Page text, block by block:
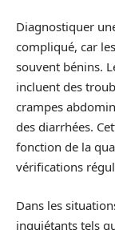
Diagnostiquer
compliqué, car
souvent bénins.
incluent des
crampes
des diarrhées.
fonction de la
vérifications
Dans les
inquiétants tels